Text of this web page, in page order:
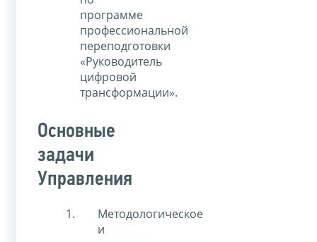
программе
профессиональной
переподготовки
«Руководитель
цифровой
трансформации».
Основные
задачи
Управления
Методологическое
и